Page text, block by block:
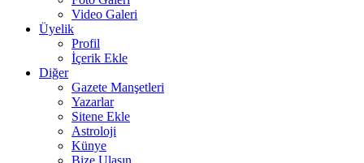
Video Galeri
Üyelik
Profil
İçerik Ekle
Diğer
Gazete Manşetleri
Yazarlar
Sitene Ekle
Astroloji
Künye
Bize Ulaşın